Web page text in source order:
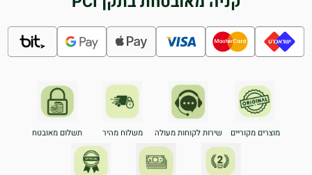
מוצרים מקוריים שירות לקוחות מעולה משלוח מהיר תשלום מאובטח